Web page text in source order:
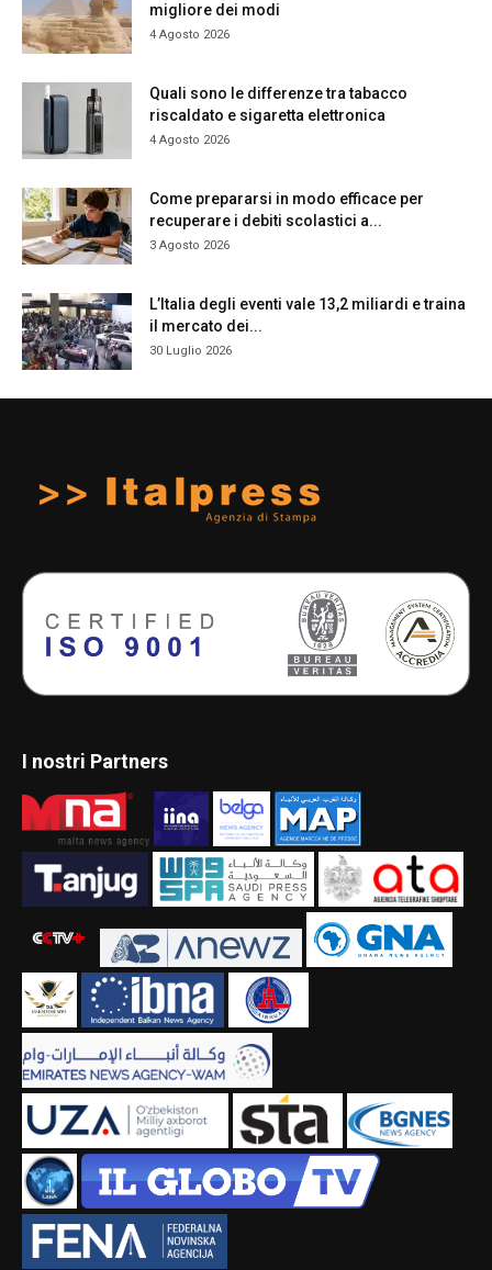
migliore dei modi
4 Agosto 2026
Quali sono le differenze tra tabacco
riscaldato e sigaretta elettronica
4 Agosto 2026
Come prepararsi in modo efficace per
recuperare i debiti scolastici a...
3 Agosto 2026
L’Italia degli eventi vale 13,2 miliardi e traina
il mercato dei...
30 Luglio 2026
I nostri Partners